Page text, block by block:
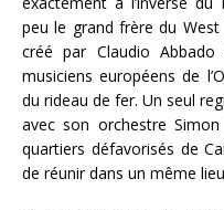
peu le grand frère du West
créé par Claudio
musiciens européens de
du rideau de fer. Un seul
avec son orchestre
quartiers défavorisés de
de réunir dans un même